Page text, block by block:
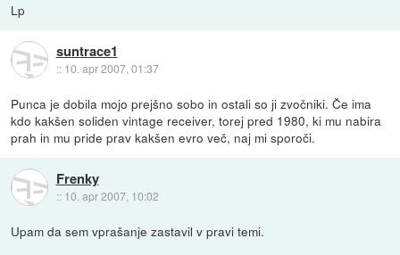
Lp
suntrace1
:: 10. apr 2007, 01:37
Punca je dobila mojo prejšno sobo in ostali so ji zvočniki. Če ima
kdo kakšen soliden vintage receiver, torej pred 1980, ki mu nabira
prah in mu pride prav kakšen evro več, naj mi sporoči.
Frenky
:: 10. apr 2007, 10:02
Upam da sem vprašanje zastavil v pravi temi.